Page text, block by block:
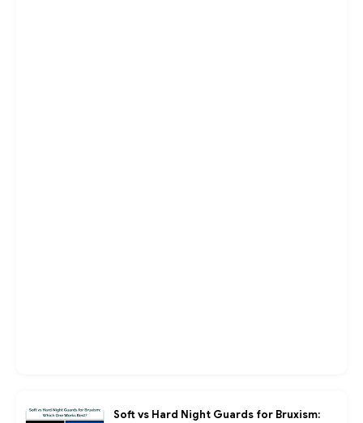
Soft vs Hard Night Guards for Bruxism: